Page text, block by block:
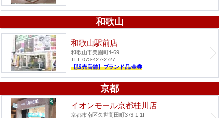
和歌山
和歌山駅前店
和歌山市美園町4-69
TEL.073-427-2727
【販売店舗】ブランド品/金券
京都
イオンモール京都桂川店
京都市南区久世高田町376-1 1F